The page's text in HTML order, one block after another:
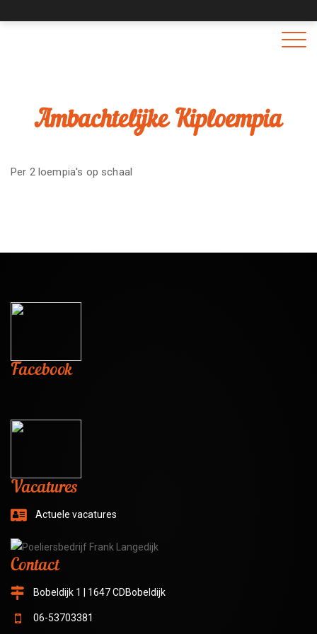
Ambachtelijke Kiploempia
Per 2 loempia's op schaal
Facebook
Vacatures
Actuele vacatures
Contact
Bobeldijk 1 | 1647 CDBobeldijk
06-53703381